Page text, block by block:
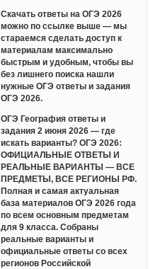
Скачать ответы на ОГЭ 2026
можно по ссылке выше — мы
стараемся сделать доступ к
материалам максимально
быстрым и удобным, чтобы вы
без лишнего поиска нашли
нужные ОГЭ ответы и задания
ОГЭ 2026.
ОГЭ География ответы и
задания 2 июня 2026 — где
искать варианты? ОГЭ 2026:
ОФИЦИАЛЬНЫЕ ОТВЕТЫ И
РЕАЛЬНЫЕ ВАРИАНТЫ — ВСЕ
ПРЕДМЕТЫ, ВСЕ РЕГИОНЫ РФ.
Полная и самая актуальная
база материалов ОГЭ 2026 года
по всем основным предметам
для 9 класса. Собраны
реальные варианты и
официальные ответы со всех
регионов Российской